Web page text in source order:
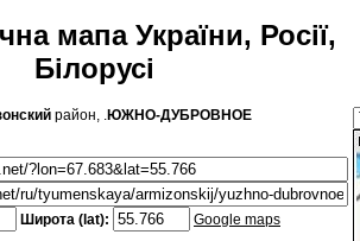
мапа України, Росії,
Білорусі
район, .ЮЖНО-ДУБРОВНОЕ
Широта (lat): Google maps